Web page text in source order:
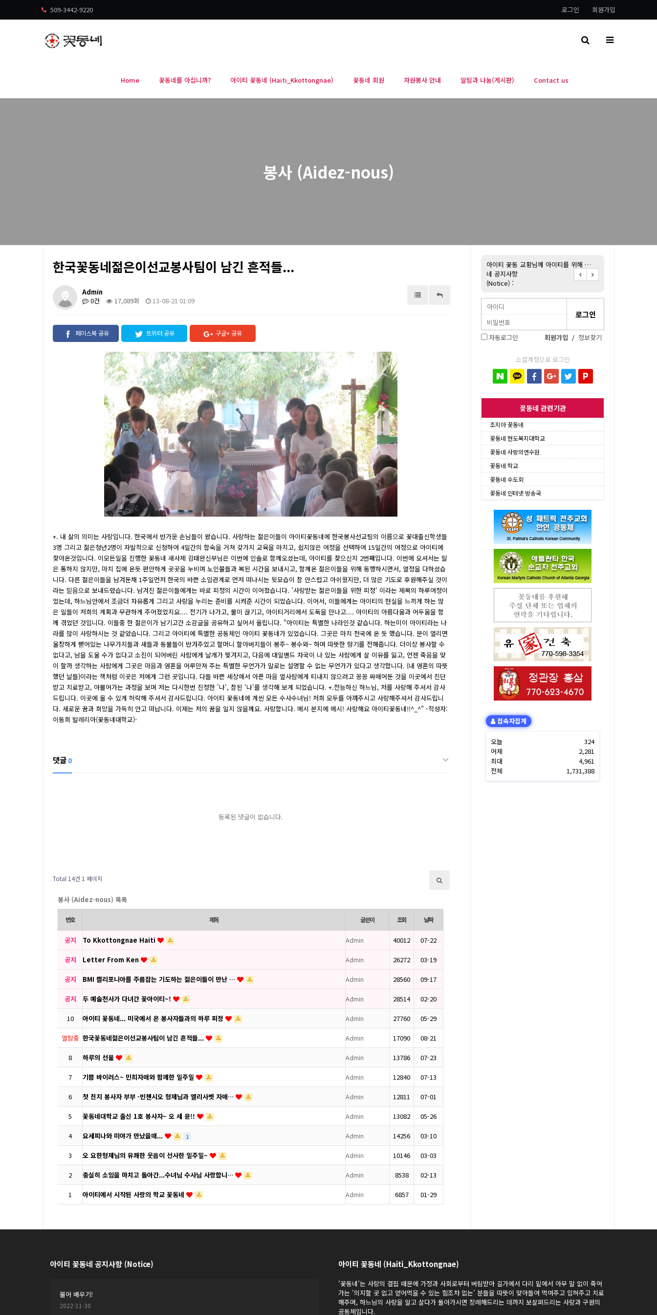
회원가입
로그인
509-3442-9220
Home 꽃동네를 아십니까? 아이티 꽃동네 (Haiti_Kkottongnae) 꽃동네 회원 자원봉사 안내 알림과 나눔(게시판) Contact us
봉사 (Aidez-nous)
한국꽃동네젊은이선교봉사팀이 남긴 흔적들...
Admin
0건
17,089회 13-08-21 01:09
페이스북 공유 트위터 공유 구글+ 공유
+. 내 삶의 의미는 사랑입니다. 한국에서 반가운 손님들이 왔습니다. 사랑하는 젊은이들이 아이티꽃동네에 한국봉사선교팀의 이름으로 꽃대출신학생들
3명 그리고 젊은청년2명이 자발적으로 신청하여 4일간의 합숙을 거쳐 갖가지 교육을 마치고, 쉽지않은 여정을 선택하여 15일간의 여정으로 아이티에
찾아온것입니다. 이모든일을 진행한 꽃동네 새사제 김태완신부님은 이번에 인솔로 함께오셨는데, 아이티를 찾으신지 2번째입니다. 이번에 오셔서는 말
은 통하지 않지만, 마치 집에 온듯 편안하게 곳곳을 누비며 노인불들과 복된 시간을 보내시고, 함께온 젊은이들을 위해 동행하시면서, 열정을 다하셨습
니다. 다른 젊은이들을 남겨둔채 1주일먼저 한국의 바쁜 소임관계로 먼저 떠나시는 뒷모습이 참 안스럽고 아쉬웠지만, 더 많은 기도로 후원해주실 것이
라는 믿음으로 보내드렸습니다. 남겨진 젊은이들에게는 바로 피정의 시간이 이어졌습니다. '사랑받는 젊은이들을 위한 피정' 이라는 제목의 하루여정이
었는데, 하느님안에서 조금더 자유롭게 그리고 사랑을 누리는 준비를 시켜준 시간이 되었습니다. 이어서, 이들에게는 아이티의 현실을 느끼게 하는 많
은 일들이 저희의 계획과 무관하게 주어졌었지요.... 전기가 나가고, 물이 끊기고, 아이티거리에서 도둑을 만나고.... 아이티의 아름다움과 어두움을 함
께 겪었던 것입니다. 이들중 한 젊은이가 남기고간 소감글을 공유하고 싶어서 올립니다. "아이티는 특별한 나라인것 같습니다. 하는미이 아이티라는 나
라를 많이 사랑하시는 것 같았습니다. 그리고 아이티에 특별한 공동체인 아이티 꽃동네가 있었습니다. 그곳은 마치 천국에 온 듯 했습니다. 문이 열리면
울창하게 뻗어있는 나무가지들과 새들과 동물들이 반겨주었고 할머니 할아버지들이 봉주~ 봉수와~ 하며 따뜻한 향기를 전해줍니다. 더이상 봉사할 수
없다고, 남을 도울 수가 없다고 소진이 되어버린 사람에게 날개가 찢겨지고, 다음에 대일밴드 자국이 나 있는 사람에게 살 이유를 잃고, 언젠 죽음을 맞
이 할까 생각하는 사람에게 그곳은 마음과 영혼을 어루만져 주는 특별한 무언가가 말로는 설명할 수 없는 무언가가 있다고 생각합니다. {내 영혼의 따뜻
했던 날들}이라는 책처럼 이곳은 저에게 그런 곳입니다. 다들 바쁜 세상에서 아픈 마음 옆사람에게 티내지 않으려고 꽁꽁 싸매어둔 것을 이곳에서 진단
받고 치료받고, 아물어가는 과정을 보며 저는 다시한번 진정한 '나', 참된 '나'를 생각해 보게 되었습니다. +.전능하신 하느님, 저를 사랑해 주셔서 감사
드립니다. 이곳에 올 수 있게 허락해 주셔서 감사드립니다. 아이티 꽃동네에 계씬 모든 수사수녀님! 저희 모두를 아껴주시고 사랑해주셔서 감사드립니
다. 새로운 꿈과 희망을 가득히 안고 떠납니다. 이제는 저의 꿈을 일지 않을께요. 사랑합니다. 메시 본지에 메시! 사랑해요 아이티꽃동네!!^_^" -작성자:
이동희 발레리아(꽃동네대학교)-
댓글 0
등록된 댓글이 없습니다.
Total 14건 1 페이지
봉사 (Aidez-nous) 목록
번호 제목 글쓴이 조회 날짜
공지 To Kkottongnae Haiti Admin 40012 07-22
공지 Letter From Ken Admin 26272 03-19
공지 BMI 캘리포니아를 주름잡는 기도하는 젊은이들이 만난 … Admin 28560 09-17
공지 두 예술천사가 다녀간 꽃아이티~! Admin 28514 02-20
10 아이티 꽃동네... 미국에서 온 봉사자들과의 하루 피정 Admin 27760 05-29
열람중 한국꽃동네젊은이선교봉사팀이 남긴 흔적들... Admin 17090 08-21
8 하루의 선물 Admin 13786 07-23
7 기쁨 바이러스~ 민희자매와 함께한 일주일 Admin 12840 07-13
6 첫 친지 봉사자 부부 -빈첸시오 형제님과 엘리사벳 자매… Admin 12811 07-01
5 꽃동네대학교 출신 1호 봉사자~ 오 세 윤!! Admin 13082 05-26
4 요세피나와 미야가 만났을때... 1 Admin 14256 03-10
3 오 요한형제님의 유쾌한 웃음이 선사한 일주일~ Admin 10146 03-03
2 충실히 소임을 마치고 돌아간...수녀님 수사님 사랑합니… Admin 8538 02-13
1 아이티에서 시작된 사랑의 학교 꽃동네 Admin 6857 01-29
아이티 꽃동
네 공지사항
(Notice) :
교황님께 아이티를 위해 …
자동로그인 회원가입 / 정보찾기
소셜계정으로 로그인
꽃동네 관련기관
조지아 꽃동네
꽃동네 현도복지대학교
꽃동네 사랑의연수원
꽃동네 학교
꽃동네 수도회
꽃동네 인터넷 방송국
접속자집계
오늘
324
어제
2,281
최대
4,961
전체
1,731,388
아이티 꽃동네 공지사항 (Notice)
불어 배우기!
2022-11-30
아이티 꽃동네 (Haiti_Kkottongnae)
’꽃동네’는 사랑의 결핍 때문에 가정과 사회로부터 버림받아 길가에서 다리 밑에서 아무 말 없이 죽어
가는 ’의지할 곳 없고 얻어먹을 수 있는 힘조차 없는’ 분들을 따뜻이 맞아들여 먹여주고 입혀주고 치료
해주며, 하느님의 사랑을 알고 살다가 돌아가시면 장례해드리는 데까지 보살펴드리는 사랑과 구원의
공동체입니다.